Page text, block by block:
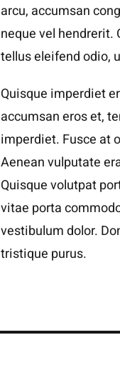
arcu, accumsan
neque vel
tellus eleifend odio,
Quisque imperdiet
accumsan eros et,
imperdiet. Fusce at
Aenean vulputate
Quisque volutpat
vitae porta
vestibulum dolor.
tristique purus.